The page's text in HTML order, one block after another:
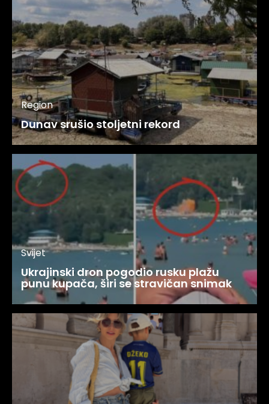
Region
Dunav srušio stoljetni rekord
Svijet
Ukrajinski dron pogodio rusku plažu
punu kupača, širi se stravičan snimak